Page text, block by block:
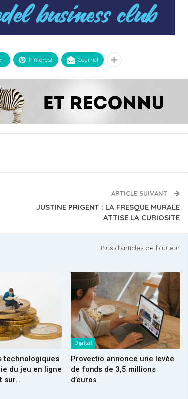
Pinterest Courriel
ARTICLE SUIVANT
JUSTINE PRIGENT : LA FRESQUE MURALE
ATTISE LA CURIOSITE
Plus d'articles de l'auteur
technologiques
du jeu en ligne
sur…
Digital
Provectio annonce une levée
de fonds de 3,5 millions
d’euros